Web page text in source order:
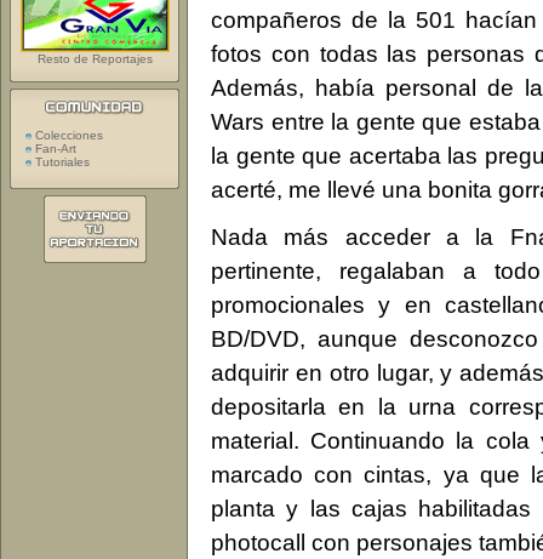
compañeros de la 501
fotos con todas las personas
Además, había personal de
Wars entre la gente que
la gente que acertaba las
acerté, me llevé una bonita
Nada más acceder a la
pertinente, regalaban a
promocionales y en
BD/DVD, aunque
adquirir en otro lugar, y
depositarla en la urna
material. Continuando la
marcado con cintas, ya que
planta y las cajas
photocall con personajes
Resto de Reportajes
Colecciones
Fan-Art
Tutoriales